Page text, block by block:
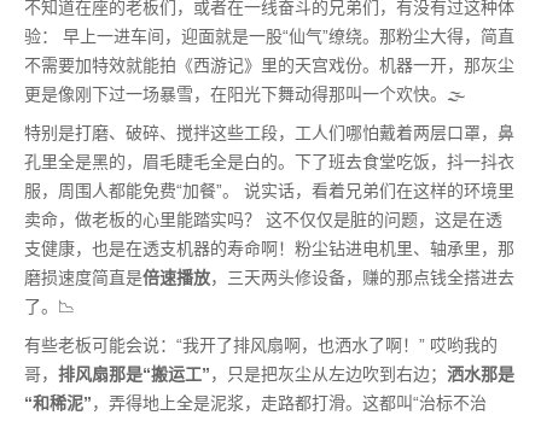
不知道在座的老板们，或者在一线奋斗的兄弟们，有没有过这种体
验： 早上一进车间，迎面就是一股“仙气”缭绕。那粉尘大得，简直
不需要加特效就能拍《西游记》里的天宫戏份。机器一开，那灰尘
更是像刚下过一场暴雪，在阳光下舞动得那叫一个欢快。🌫️
特别是打磨、破碎、搅拌这些工段，工人们哪怕戴着两层口罩，鼻
孔里全是黑的，眉毛睫毛全是白的。下了班去食堂吃饭，抖一抖衣
服，周围人都能免费“加餐”。 说实话，看着兄弟们在这样的环境里
卖命，做老板的心里能踏实吗？ 这不仅仅是脏的问题，这是在透
支健康，也是在透支机器的寿命啊！粉尘钻进电机里、轴承里，那
磨损速度简直是倍速播放，三天两头修设备，赚的那点钱全搭进去
了。📉
有些老板可能会说：“我开了排风扇啊，也洒水了啊！” 哎哟我的
哥， 排风扇那是“搬运工”，只是把灰尘从左边吹到右边； 洒水那是
“和稀泥”，弄得地上全是泥浆，走路都打滑。这都叫“治标不治